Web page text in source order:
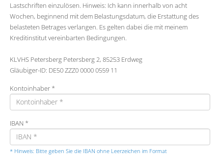
Lastschriften einzulösen. Hinweis: Ich kann innerhalb von acht
Wochen, beginnend mit dem Belastungsdatum, die Erstattung des
belasteten Betrages verlangen. Es gelten dabei die mit meinem
Kreditinstitut vereinbarten Bedingungen.
KLVHS Petersberg Petersberg 2, 85253 Erdweg
Gläubiger-ID: DE50 ZZZ0 0000 0559 11
Kontoinhaber *
IBAN *
* Hinweis: Bitte geben Sie die IBAN ohne Leerzeichen im Format